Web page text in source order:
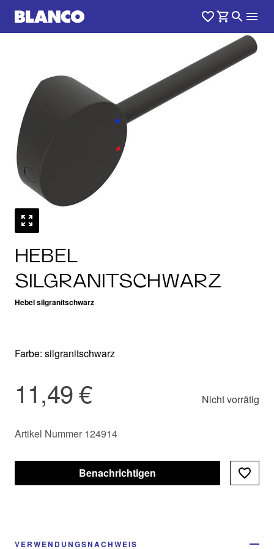
HEBEL
SILGRANITSCHWARZ
Hebel silgranitschwarz
Farbe: silgranitschwarz
11,49 € Nicht vorrätig
Artikel Nummer 124914
Benachrichtigen
VERWENDUNGSNACHWEIS